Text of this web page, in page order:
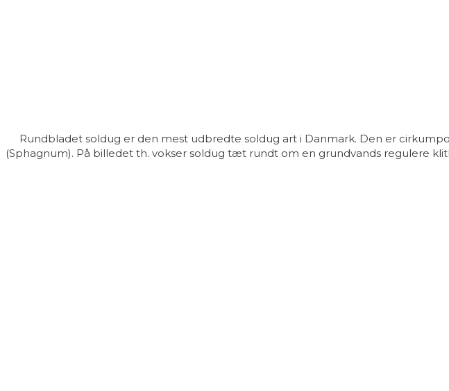
Rundbladet soldug er den mest udbredte soldug art i Danmark. Den er
(Sphagnum). På billedet th. vokser soldug tæt rundt om en grundvands regulere